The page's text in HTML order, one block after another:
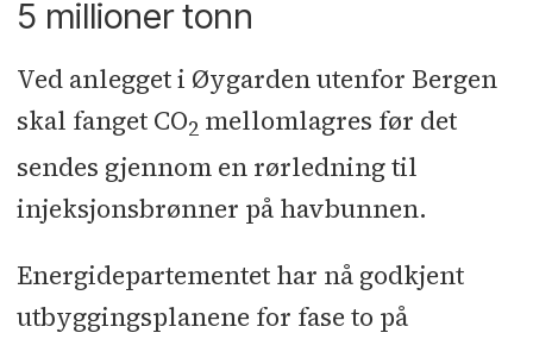
5 millioner tonn
Ved anlegget i Øygarden utenfor Bergen
skal fanget CO2 mellomlagres før det
sendes gjennom en rørledning til
injeksjonsbrønner på havbunnen.
Energidepartementet har nå godkjent
utbyggingsplanene for fase to på